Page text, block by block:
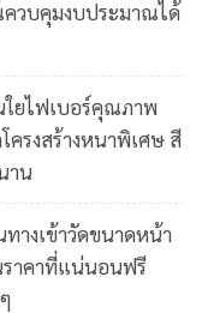
วบคุมงบประมาณได้
ใยไฟเบอร์คุณภาพ
ครงสร้างหนาพิเศษ สี
าน
างเข้าวัดขนาดหน้า
ราคาที่แน่นอนฟรี